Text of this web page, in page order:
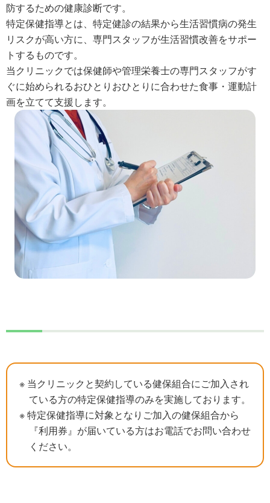
防するための健康診断です。
特定保健指導とは、特定健診の結果から生活習慣病の発生
リスクが高い方に、専門スタッフが生活習慣改善をサポー
トするものです。
当クリニックでは保健師や管理栄養士の専門スタッフがす
ぐに始められるおひとりおひとりに合わせた食事・運動計
画を立てて支援します。
※ 当クリニックと契約している健保組合にご加入され
ている方の特定保健指導のみを実施しております。
※ 特定保健指導に対象となりご加入の健保組合から
『利用券』が届いている方はお電話でお問い合わせ
ください。